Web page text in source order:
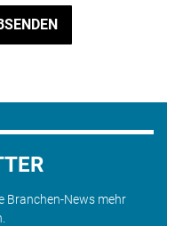
Branchen-News mehr